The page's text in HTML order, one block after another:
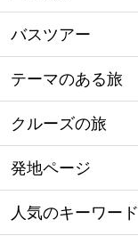
バスツアー
テーマのある旅
クルーズの旅
発地ページ
人気のキーワード